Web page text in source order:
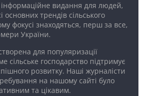
видання для людей,
основних трендів сільського
фокусі знаходяться, перш за все,
України.
для популяризації
сільське господарство підтримує
розвитку. Наші журналісти
на нашому сайті було
та цікавим.